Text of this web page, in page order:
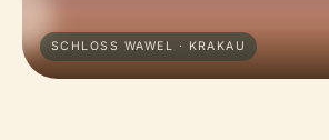
SCHLOSS WAWEL · KRAKAU